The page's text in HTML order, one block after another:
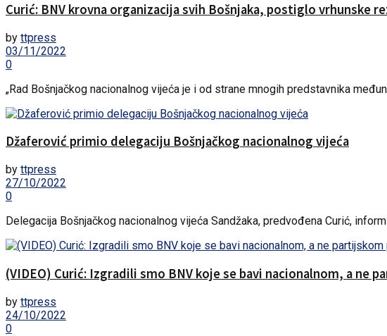
Curić: BNV krovna organizacija svih Bošnjaka, postiglo vrhunske
by ttpress
03/11/2022
0
„Rad Bošnjačkog nacionalnog vijeća je i od strane mnogih predstavnika
Džaferović primio delegaciju Bošnjačkog nacionalnog vijeća
by ttpress
27/10/2022
0
Delegacija Bošnjačkog nacionalnog vijeća Sandžaka, predvođena Curić,
(VIDEO) Curić: Izgradili smo BNV koje se bavi nacionalnom, a ne
by ttpress
24/10/2022
0